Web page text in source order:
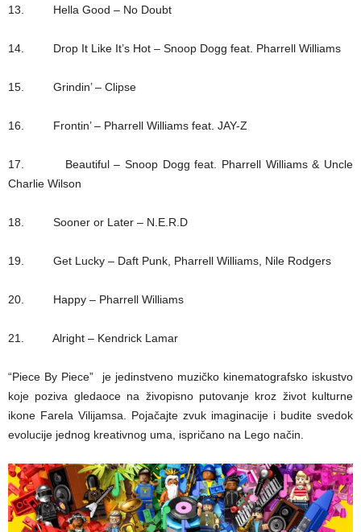
13. Hella Good – No Doubt
14. Drop It Like It’s Hot – Snoop Dogg feat. Pharrell Williams
15. Grindin’ – Clipse
16. Frontin’ – Pharrell Williams feat. JAY-Z
17. Beautiful – Snoop Dogg feat. Pharrell Williams & Uncle
Charlie Wilson
18. Sooner or Later – N.E.R.D
19. Get Lucky – Daft Punk, Pharrell Williams, Nile Rodgers
20. Happy – Pharrell Williams
21. Alright – Kendrick Lamar
“Piece By Piece” je jedinstveno muzičko kinematografsko iskustvo
koje poziva gledaoce na živopisno putovanje kroz život kulturne
ikone Farela Vilijamsa. Pojačajte zvuk imaginacije i budite svedok
evolucije jednog kreativnog uma, ispričano na Lego način.